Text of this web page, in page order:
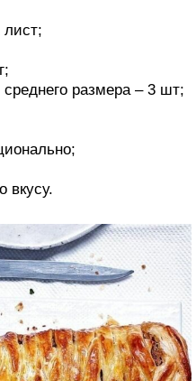
размера – 3 шт;
вкусу.